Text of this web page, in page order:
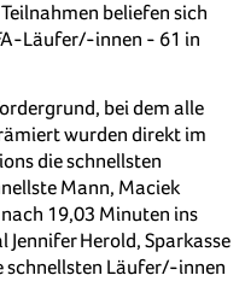
beliefen sich
Läufer/-innen - 61 in
bei dem alle
wurden direkt im
die schnellsten
Mann, Maciek
nach 19,03 Minuten ins
Jennifer Herold, Sparkasse
schnellsten Läufer/-innen